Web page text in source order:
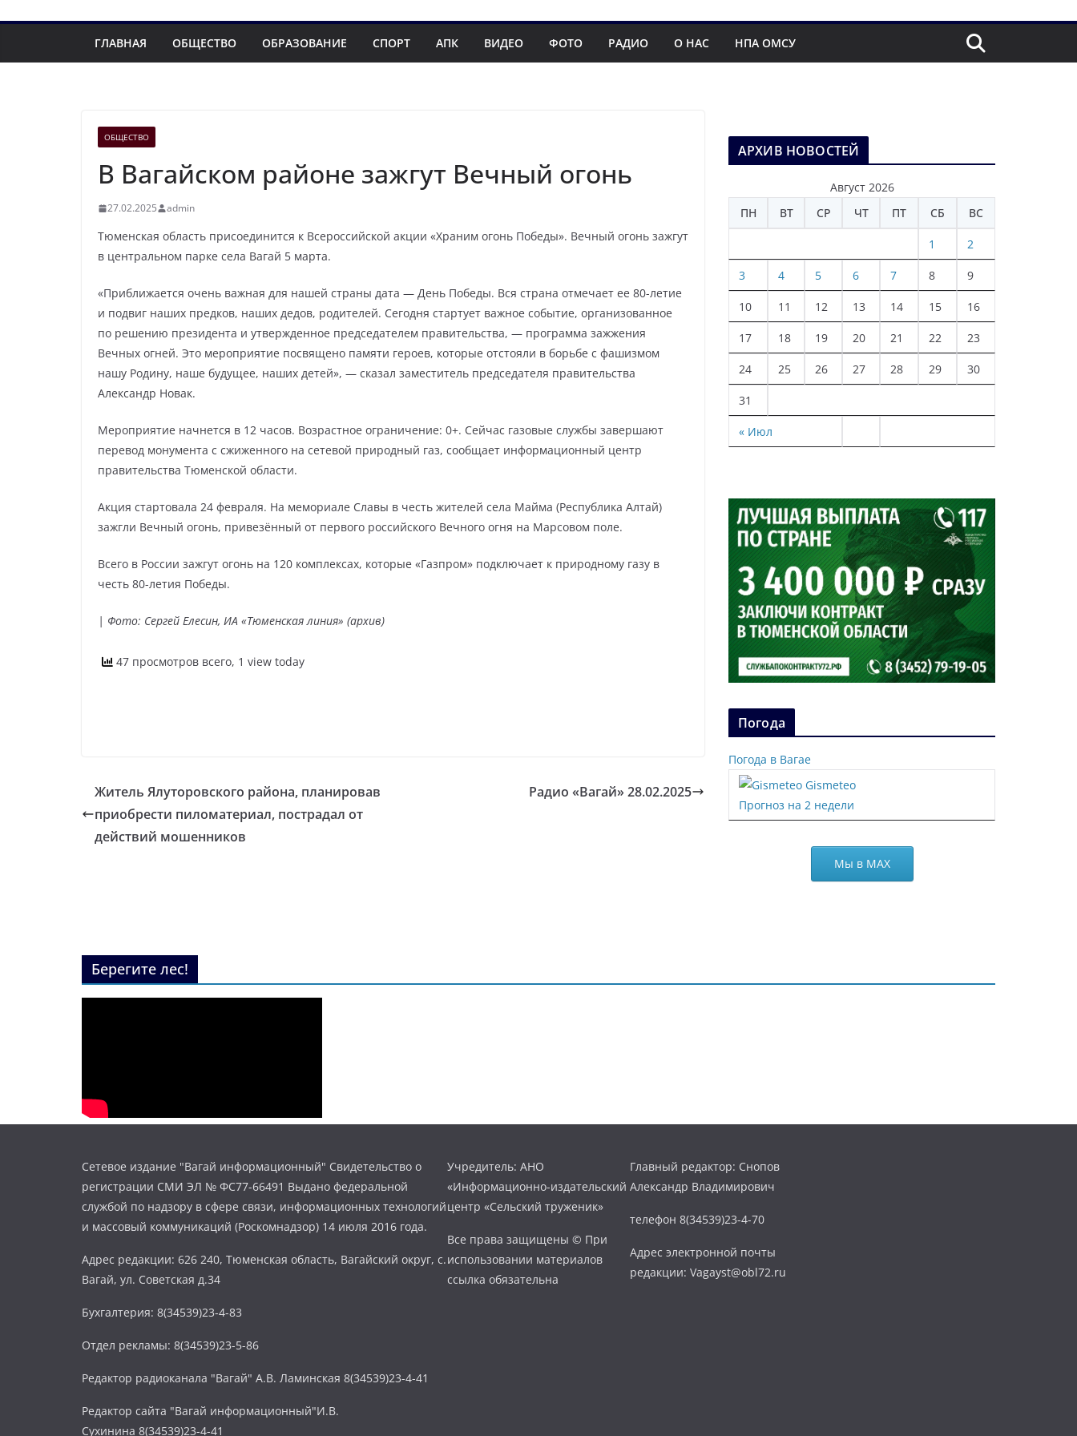
ГЛАВНАЯ ОБЩЕСТВО ОБРАЗОВАНИЕ СПОРТ АПК ВИДЕО ФОТО РАДИО О НАС НПА ОМСУ
ОБЩЕСТВО
В Вагайском районе зажгут Вечный огонь
27.02.2025 admin
Тюменская область присоединится к Всероссийской акции «Храним огонь Победы». Вечный огонь зажгут
в центральном парке села Вагай 5 марта.
«Приближается очень важная для нашей страны дата — День Победы. Вся страна отмечает ее 80-летие
и подвиг наших предков, наших дедов, родителей. Сегодня стартует важное событие, организованное
по решению президента и утвержденное председателем правительства, — программа зажжения
Вечных огней. Это мероприятие посвящено памяти героев, которые отстояли в борьбе с фашизмом
нашу Родину, наше будущее, наших детей», — сказал заместитель председателя правительства
Александр Новак.
Мероприятие начнется в 12 часов. Возрастное ограничение: 0+. Сейчас газовые службы завершают
перевод монумента с сжиженного на сетевой природный газ, сообщает информационный центр
правительства Тюменской области.
Акция стартовала 24 февраля. На мемориале Славы в честь жителей села Майма (Республика Алтай)
зажгли Вечный огонь, привезённый от первого российского Вечного огня на Марсовом поле.
Всего в России зажгут огонь на 120 комплексах, которые «Газпром» подключает к природному газу в
честь 80-летия Победы.
| Фото: Сергей Елесин, ИА «Тюменская линия» (архив)
47 просмотров всего, 1 view today
Житель Ялуторовского района, планировав
приобрести пиломатериал, пострадал от
действий мошенников
Радио «Вагай» 28.02.2025
АРХИВ НОВОСТЕЙ
Август 2026
ПН
ВТ СР ЧТ ПТ СБ ВС
« Июл
1 2
3 4 5 6 7 8 9
10 11 12 13 14 15 16
17 18 19 20 21 22 23
24 25 26 27 28 29 30
31
Погода
Погода в Вагае
Gismeteo
Прогноз на 2 недели
Мы в МАХ
Берегите лес!
Сетевое издание "Вагай информационный" Свидетельство о
регистрации СМИ ЭЛ № ФС77-66491 Выдано федеральной
службой по надзору в сфере связи, информационных технологий
и массовый коммуникаций (Роскомнадзор) 14 июля 2016 года.
Адрес редакции: 626 240, Тюменская область, Вагайский округ, с.
Вагай, ул. Советская д.34
Бухгалтерия: 8(34539)23-4-83
Отдел рекламы: 8(34539)23-5-86
Редактор радиоканала "Вагай" А.В. Ламинская 8(34539)23-4-41
Редактор сайта "Вагай информационный"И.В.
Сухинина 8(34539)23-4-41
Учредитель: АНО
«Информационно-издательский
центр «Сельский труженик»
Все права защищены © При
использовании материалов
ссылка обязательна
Главный редактор: Снопов
Александр Владимирович
телефон 8(34539)23-4-70
Адрес электронной почты
редакции: Vagayst@obl72.ru